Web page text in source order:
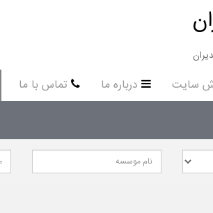
سایت درباره ما تماس با ما